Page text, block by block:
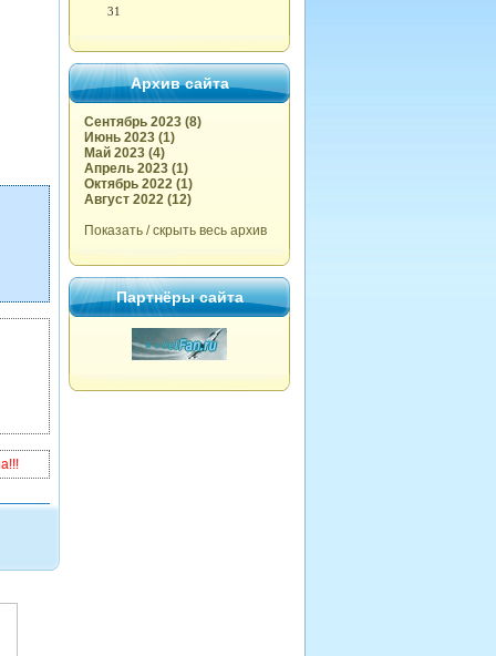
31
Архив сайта
Сентябрь 2023 (8)
Июнь 2023 (1)
Май 2023 (4)
Апрель 2023 (1)
Октябрь 2022 (1)
Август 2022 (12)
Показать / скрыть весь архив
Партнёры сайта